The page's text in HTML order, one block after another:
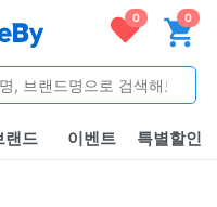
0 0
랜드 이벤트 특별할인